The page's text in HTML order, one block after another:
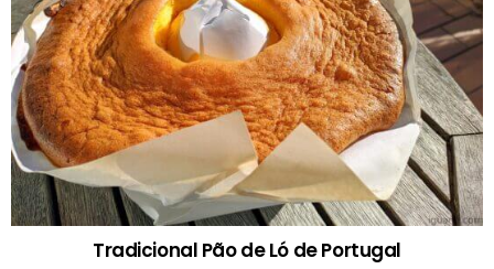
Tradicional Pão de Ló de Portugal